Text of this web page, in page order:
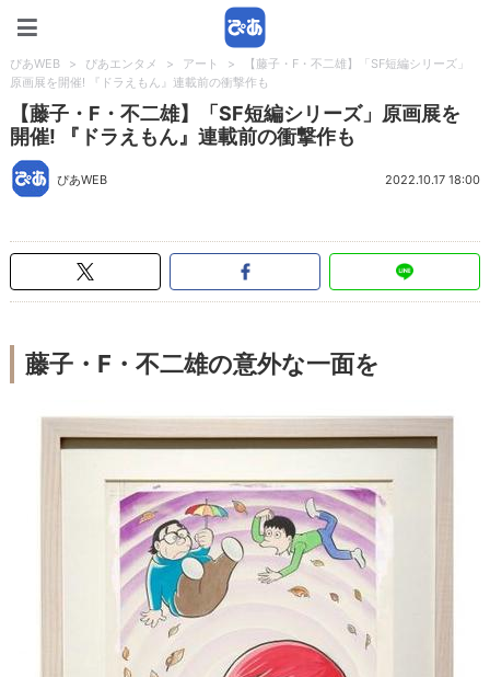
ぴあWEB > ぴあエンタメ > アート >
【藤子・F・不二雄】「SF短編シリーズ」
原画展を開催! 『ドラえもん』連載前の衝撃作も
【藤子・F・不二雄】「SF短編シリーズ」原画展を
開催! 『ドラえもん』連載前の衝撃作も
ぴあWEB 2022.10.17 18:00
藤子・F・不二雄の意外な一面を